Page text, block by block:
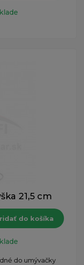
21,5 cm
do košíka
do umývačky